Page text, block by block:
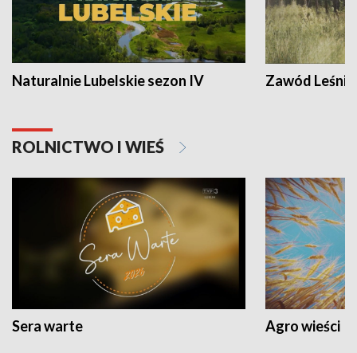
Naturalnie Lubelskie sezon IV Zawód Leśnik
ROLNICTWO I WIEŚ
Sera warte Agro wieści